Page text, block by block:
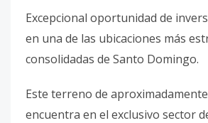
Excepcional oportunidad de
en una de las ubicaciones más
consolidadas de Santo Domingo.
Este terreno de aproximadamente
encuentra en el exclusivo sector